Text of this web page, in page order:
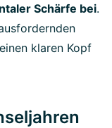
Schärfe bei.
klaren Kopf